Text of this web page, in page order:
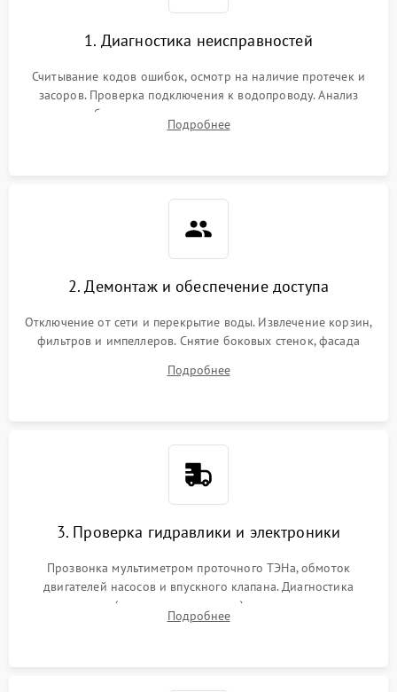
1. Диагностика неисправностей
Считывание кодов ошибок, осмотр на наличие протечек и
засоров. Проверка подключения к водопроводу. Анализ
жалоб на отсутствие слива, нагрева, вращения
разбрызгивателей или срабатывание системы защиты
Подробнее
2. Демонтаж и обеспечение доступа
Отключение от сети и перекрытие воды. Извлечение корзин,
фильтров и импеллеров. Снятие боковых стенок, фасада
циркуляционному насосу, ТЭНу и сливной помпе.
Подробнее
3. Проверка гидравлики и электроники
Прозвонка мультиметром проточного ТЭНа, обмоток
двигателей насосов и впускного клапана. Диагностика
прессостата (датчика уровня воды), датчика мутности,
концевика дверцы и электронного модуля управления.
Подробнее